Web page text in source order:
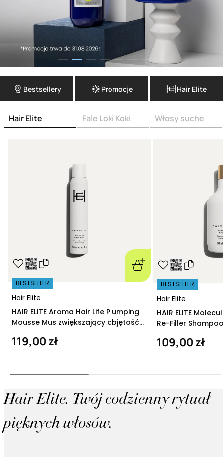
Bestsellery Promocje Hair Elite
Hair Elite Fale Loki Koki Włosy suche
Hair Elite
BESTSELLER
HAIR ELITE Aroma Hair Life Plumping
Mousse Mus zwiększający objętość
119,00 zł
Hair Elite
BESTSELLER
HAIR ELITE
Re-Filler
109,00 zł
Hair Elite. Twój codzienny rytuał
pięknych włosów.